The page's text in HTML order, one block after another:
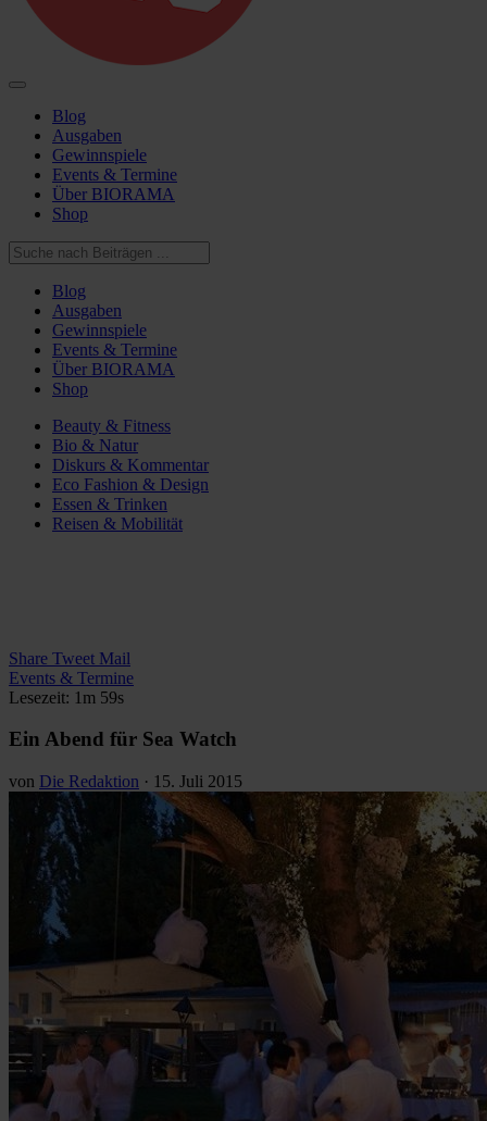
Blog
Ausgaben
Gewinnspiele
Events & Termine
Über BIORAMA
Shop
Blog
Ausgaben
Gewinnspiele
Events & Termine
Über BIORAMA
Shop
Beauty & Fitness
Bio & Natur
Diskurs & Kommentar
Eco Fashion & Design
Essen & Trinken
Reisen & Mobilität
Share Tweet Mail
Events & Termine
Lesezeit: 1m 59s
Ein Abend für Sea Watch
von Die Redaktion · 15. Juli 2015